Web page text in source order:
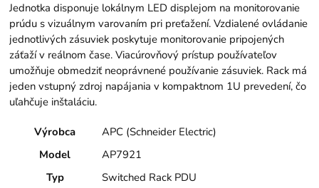
Jednotka disponuje lokálnym LED displejom na monitorovanie
prúdu s vizuálnym varovaním pri preťažení. Vzdialené ovládanie
jednotlivých zásuviek poskytuje monitorovanie pripojených
záťaží v reálnom čase. Viacúrovňový prístup používateľov
umožňuje obmedziť neoprávnené používanie zásuviek. Rack má
jeden vstupný zdroj napájania v kompaktnom 1U prevedení, čo
uľahčuje inštaláciu.
Výrobca
APC (Schneider Electric)
Model
AP7921
Typ
Switched Rack PDU